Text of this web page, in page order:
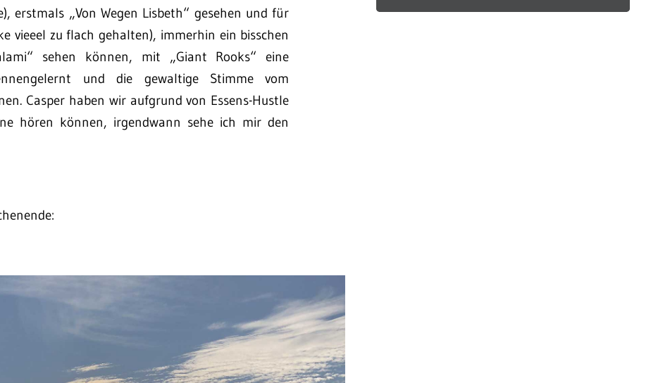
erstmals „Von Wegen Lisbeth“ gesehen und für
vieeel zu flach gehalten), immerhin ein bisschen
sehen können, mit „Giant Rooks“ eine
und die gewaltige Stimme vom
Casper haben wir aufgrund von Essens-Hustle
hören können, irgendwann sehe ich mir den